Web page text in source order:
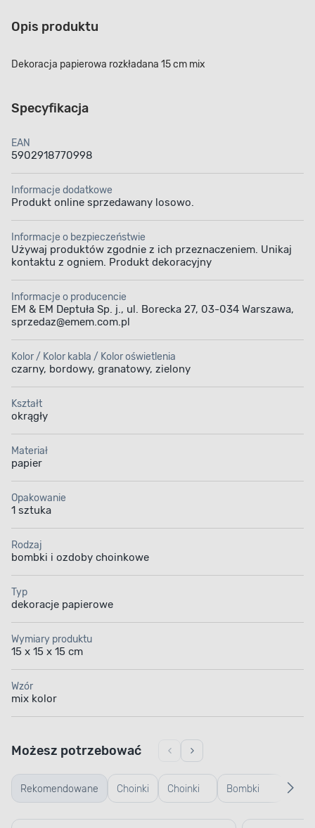
Opis produktu
Dekoracja papierowa rozkładana 15 cm mix
Specyfikacja
EAN
5902918770998
Informacje dodatkowe
Produkt online sprzedawany losowo.
Informacje o bezpieczeństwie
Używaj produktów zgodnie z ich przeznaczeniem. Unikaj
kontaktu z ogniem. Produkt dekoracyjny
Informacje o producencie
EM & EM Deptuła Sp. j., ul. Borecka 27, 03-034 Warszawa,
sprzedaz@emem.com.pl
Kolor / Kolor kabla / Kolor oświetlenia
czarny, bordowy, granatowy, zielony
Kształt
okrągły
Materiał
papier
Opakowanie
1 sztuka
Rodzaj
bombki i ozdoby choinkowe
Typ
dekoracje papierowe
Wymiary produktu
15 x 15 x 15 cm
Wzór
mix kolor
Rekomendowane Choinki
żywe
Choinki
sztuczne
Bombki
plastikowe
Możesz potrzebować